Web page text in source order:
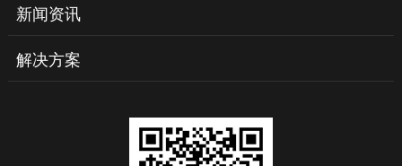
新闻资讯
解决方案